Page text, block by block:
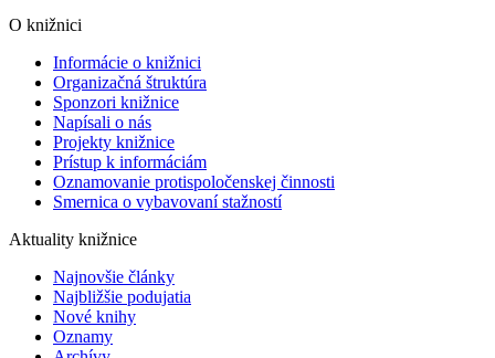
O knižnici
Informácie o knižnici
Organizačná štruktúra
Sponzori knižnice
Napísali o nás
Projekty knižnice
Prístup k informáciám
Oznamovanie protispoločenskej činnosti
Smernica o vybavovaní stažností
Aktuality knižnice
Najnovšie články
Najbližšie podujatia
Nové knihy
Oznamy